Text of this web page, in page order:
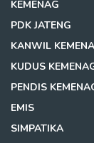
KEMENAG
PDK JATENG
KANWIL
KUDUS
PENDIS
EMIS
SIMPATIKA